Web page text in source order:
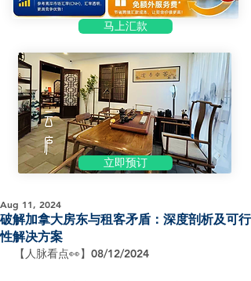
马上汇款
立即预订
破解加拿大房东与租客矛盾：深度剖析及可行
性解决方案
Aug 11, 2024
【人脉看点👀】08/12/2024